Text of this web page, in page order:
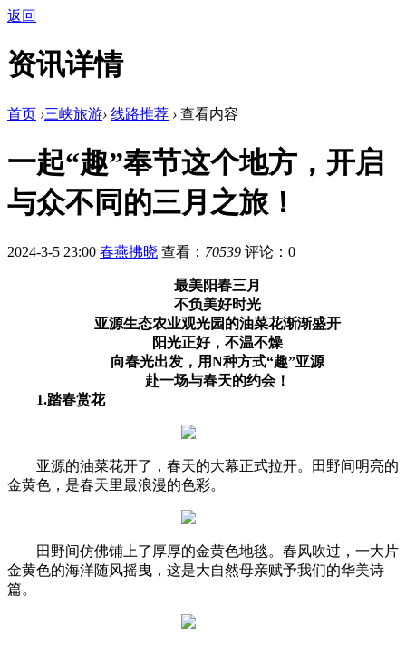
返回
资讯详情
首页 ›三峡旅游› 线路推荐 › 查看内容
一起“趣”奉节这个地方，开启
与众不同的三月之旅！
2024-3-5 23:00 春燕拂晓 查看： 70539 评论：0
最美阳春三月
不负美好时光
亚源生态农业观光园的油菜花渐渐盛开
阳光正好，不温不燥
向春光出发，用N种方式“趣”亚源
赴一场与春天的约会！
1.踏春赏花
亚源的油菜花开了，春天的大幕正式拉开。田野间明亮的
金黄色，是春天里最浪漫的色彩。
田野间仿佛铺上了厚厚的金黄色地毯。春风吹过，一大片
金黄色的海洋随风摇曳，这是大自然母亲赋予我们的华美诗
篇。